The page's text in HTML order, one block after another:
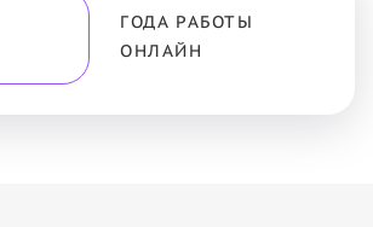
ГОДА РАБОТЫ
ОНЛАЙН